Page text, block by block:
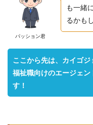
パッション君
も一緒
るかも
ここから先は、カイゴ
福祉職向けのエージェン
す！